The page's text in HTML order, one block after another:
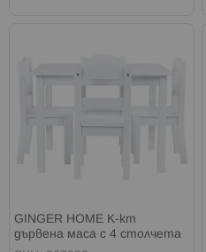
GINGER HOME К-кт
дървена маса с 4 столчета